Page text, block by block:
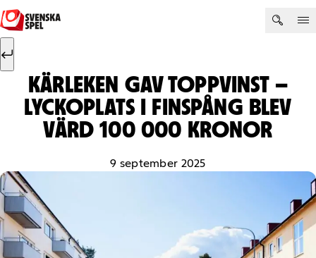
Hoppa till innehåll
Sök efter:
KÄRLEKEN GAV TOPPVINST –
LYCKOPLATS I FINSPÅNG BLEV
VÄRD 100 000 KRONOR
9 september 2025